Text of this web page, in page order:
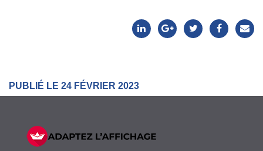
PUBLIÉ LE 24 FÉVRIER 2023